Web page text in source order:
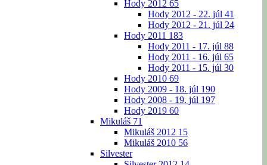
Hody 2012 65
Hody 2012 - 22. júl 41
Hody 2012 - 21. júl 24
Hody 2011 183
Hody 2011 - 17. júl 88
Hody 2011 - 16. júl 65
Hody 2011 - 15. júl 30
Hody 2010 69
Hody 2009 - 18. júl 190
Hody 2008 - 19. júl 197
Hody 2019 60
Mikuláš 71
Mikuláš 2012 15
Mikuláš 2010 56
Silvester